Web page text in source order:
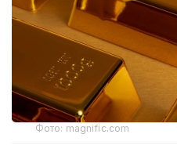
Фото: magnific.com